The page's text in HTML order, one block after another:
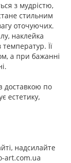
з мудрістю,
стильним
оточуючих.
наклейка
Її
а при бажанні
доставкою по
естетику,
надсилайте
art.com.ua